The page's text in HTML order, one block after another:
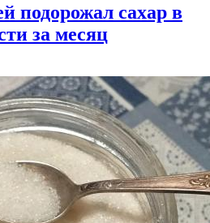
подорожал сахар в
за месяц